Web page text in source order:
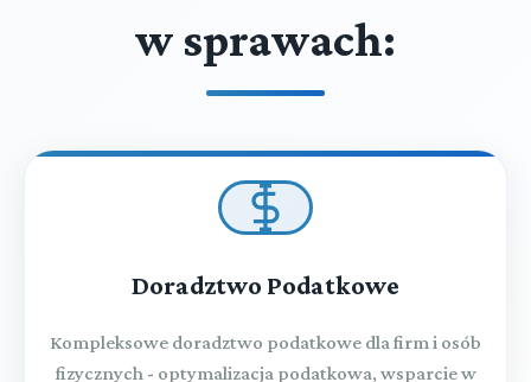
w sprawach:
Doradztwo Podatkowe
Kompleksowe doradztwo podatkowe dla firm i osób
fizycznych - optymalizacja podatkowa, wsparcie w